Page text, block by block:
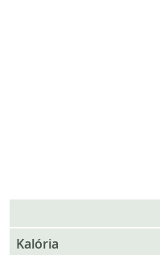
Kalória